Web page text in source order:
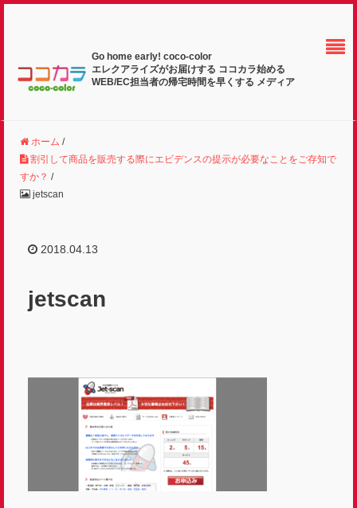
Go home early! coco-color
エレクアライズがお届けする ココカラ始める
WEB/EC担当者の帰宅時間を早くする メディア
ホーム /
割引して商品を販売する際にエビデンスの提示が必要なことをご存知で
すか？ /
jetscan
2018.04.13
jetscan